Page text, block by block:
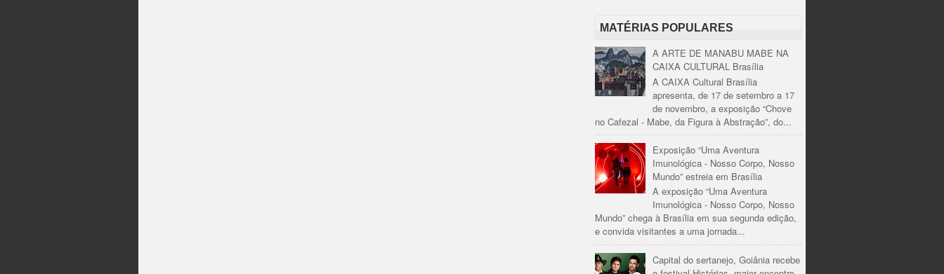
MATÉRIAS POPULARES
A ARTE DE MANABU MABE NA
CAIXA CULTURAL Brasília
A CAIXA Cultural Brasília
apresenta, de 17 de setembro a 17
de novembro, a exposição “Chove
no Cafezal - Mabe, da Figura à Abstração”, do...
Exposição “Uma Aventura
Imunológica - Nosso Corpo, Nosso
Mundo” estreia em Brasília
A exposição “Uma Aventura
Imunológica - Nosso Corpo, Nosso
Mundo” chega à Brasília em sua segunda edição,
e convida visitantes a uma jornada...
Capital do sertanejo, Goiânia recebe